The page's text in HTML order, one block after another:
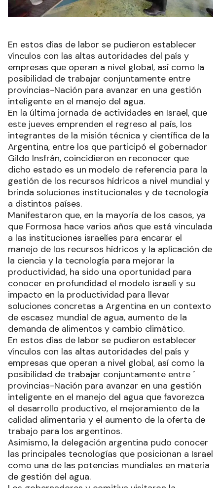
En estos días de labor se pudieron establecer
vínculos con las altas autoridades del país y
empresas que operan a nivel global, así como la
posibilidad de trabajar conjuntamente entre
provincias-Nación para avanzar en una gestión
inteligente en el manejo del agua.
En la última jornada de actividades en Israel, que
este jueves emprenden el regreso al país, los
integrantes de la misión técnica y científica de la
Argentina, entre los que participó el gobernador
Gildo Insfrán, coincidieron en reconocer que
dicho estado es un modelo de referencia para la
gestión de los recursos hídricos a nivel mundial y
brinda soluciones institucionales y de tecnología
a distintos países.
Manifestaron que, en la mayoría de los casos, ya
que Formosa hace varios años que está vinculada
a las instituciones israelíes para encarar el
manejo de los recursos hídricos y la aplicación de
la ciencia y la tecnología para mejorar la
productividad, ha sido una oportunidad para
conocer en profundidad el modelo israelí y su
impacto en la productividad para llevar
soluciones concretas a Argentina en un contexto
de escasez mundial de agua, aumento de la
demanda de alimentos y cambio climático.
En estos días de labor se pudieron establecer
vínculos con las altas autoridades del país y
empresas que operan a nivel global, así como la
posibilidad de trabajar conjuntamente entre ´
provincias-Nación para avanzar en una gestión
inteligente en el manejo del agua que favorezca
el desarrollo productivo, el mejoramiento de la
calidad alimentaria y el aumento de la oferta de
trabajo para los argentinos.
Asimismo, la delegación argentina pudo conocer
las principales tecnologías que posicionan a Israel
como una de las potencias mundiales en materia
de gestión del agua.